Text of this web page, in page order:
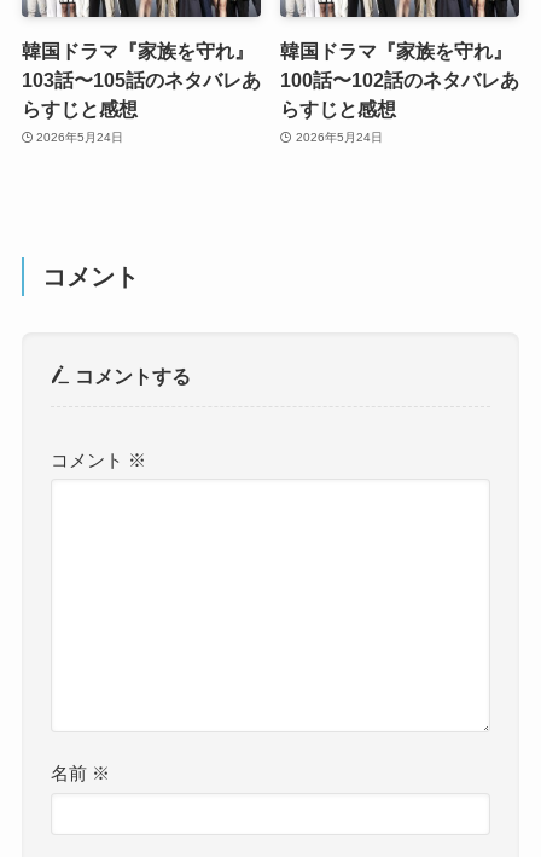
韓国ドラマ『家族を守れ』
103話〜105話のネタバレあ
らすじと感想
2026年5月24日
韓国ドラマ『家族を守れ』
100話〜102話のネタバレあ
らすじと感想
2026年5月24日
コメント
コメントする
コメント ※
名前 ※